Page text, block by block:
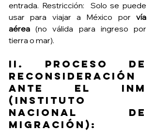
entrada. Restricción:  Solo se puede
usar para viajar a México por vía
aérea (no válida para ingreso por
tierra o mar).
II. Proceso de
reconsideración
ante el INM
(Instituto
Nacional de
Migración):